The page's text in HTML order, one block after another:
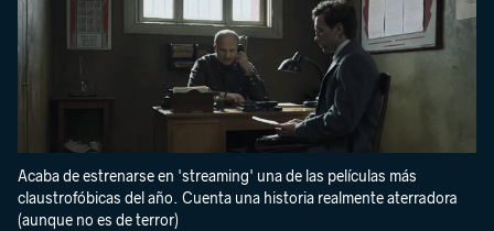
Acaba de estrenarse en 'streaming' una de las películas más
claustrofóbicas del año. Cuenta una historia realmente aterradora
(aunque no es de terror)